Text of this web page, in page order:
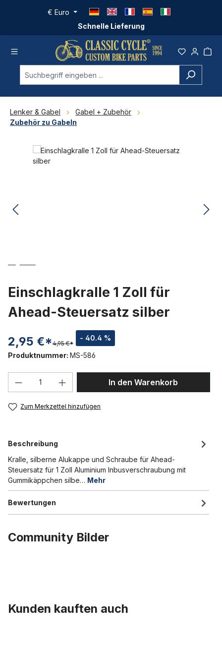
Zum Hauptinhalt springen
Schnelle Lieferung
€ Euro
Lenker & Gabel
Gabel + Zubehör
Zubehör zu Gabeln
Bildergalerie überspringen
Einschlagkralle 1 Zoll für
Ahead-Steuersatz silber
2,95 €* - 40.4 %
4,95 €*
Produktnummer: MS-586
Produkt Anzahl: Gib den gewünschten
In den Warenkorb
Zum Merkzettel hinzufügen
Beschreibung
Kralle, silberne Alukappe und Schraube für Ahead-
Steuersatz für 1 Zoll Aluminium Inbusverschraubung mit
Gummikäppchen silbe… Mehr
Bewertungen
Community Bilder
Kunden kauften auch